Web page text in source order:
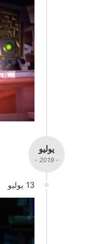
يوليو
- 2019 -
13 يوليو